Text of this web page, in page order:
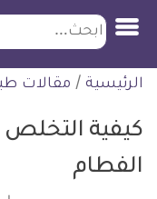
التخطي
للمحتوى
ابحث
الرئيسية / مقالات
كيفية
الفطام